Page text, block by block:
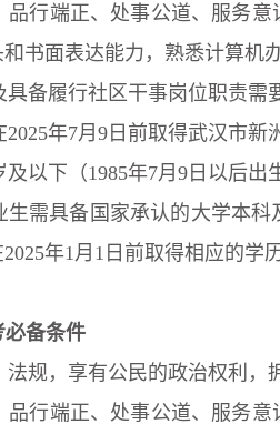
品行端正、处事公道、服务
书面表达能力，熟悉计算机
具备履行社区干事岗位职责需
2025年7月 9日 前取得武汉市新
及以下（1985年7月 9日 以后出
生需具备国家承认的大学本科
年1 月 1 日前取得相应的学
必备条件
法规，享有公民的政治权利
品行端正、处事公道、服务